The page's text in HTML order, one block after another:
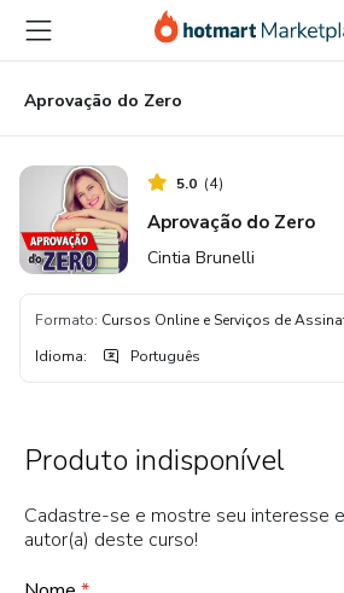
para
conteúdo
principal
para
pagamento
para
rodapé
Aprovação do Zero
5.0 (4)
Aprovação do Zero
Cintia Brunelli
Formato: Cursos Online e Serviços de
Idioma: Português
Produto indisponível
Cadastre-se e mostre seu interesse
autor(a) deste curso!